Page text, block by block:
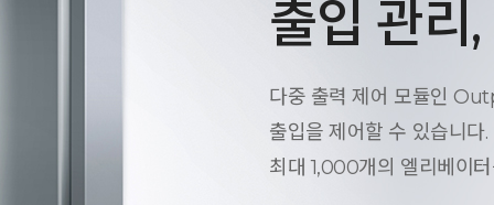
출입 관리
다중 출력 제어 모듈인
출입을 제어할 수 있습니다
최대 1,000개의 엘리베이